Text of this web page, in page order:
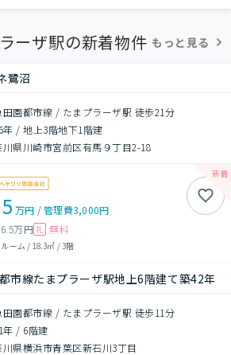
ーザ駅の新着物件 もっと見る
鷺沼
田園都市線 / たまプラーザ駅 徒歩21分
年 /地上3階地下1階建
川県川崎市宮前区有馬９丁目2-18
万円 /管理費3,000円
6.5万円 礼 無料
ーム / 18.3㎡ /3階
市線たまプラーザ駅地上6階建て築42年
田園都市線 / たまプラーザ駅 徒歩11分
年 / 6階建
川県横浜市青葉区新石川3丁目